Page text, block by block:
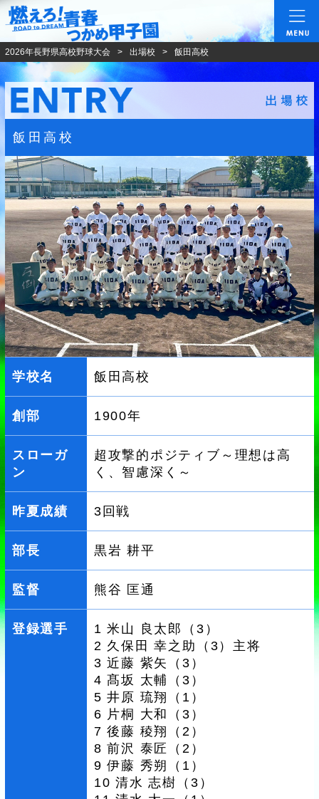
燃えろ!青春 つかめ
2026年長野県高校野球大会 出場校 飯田高校
飯田高校
学校名 飯田高校
創部 1900年
スローガ
ン
超攻撃的ポジティブ～理想は高
く、智慮深く～
昨夏成績 3回戦
部長 黒岩 耕平
監督 熊谷 匡通
登録選手
1 米山 良太郎（3）
2 久保田 幸之助（3）主将
3 近藤 紫矢（3）
4 髙坂 太輔（3）
5 井原 琉翔（1）
6 片桐 大和（3）
7 後藤 稜翔（2）
8 前沢 泰匠（2）
9 伊藤 秀朔（1）
10 清水 志樹（3）